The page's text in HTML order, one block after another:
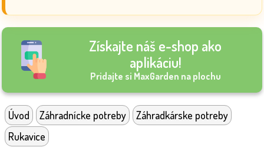
Získajte náš e-shop ako
aplikáciu!
Pridajte si MaxGarden na plochu
Úvod Záhradnícke potreby
Záhradkárske potreby
Rukavice